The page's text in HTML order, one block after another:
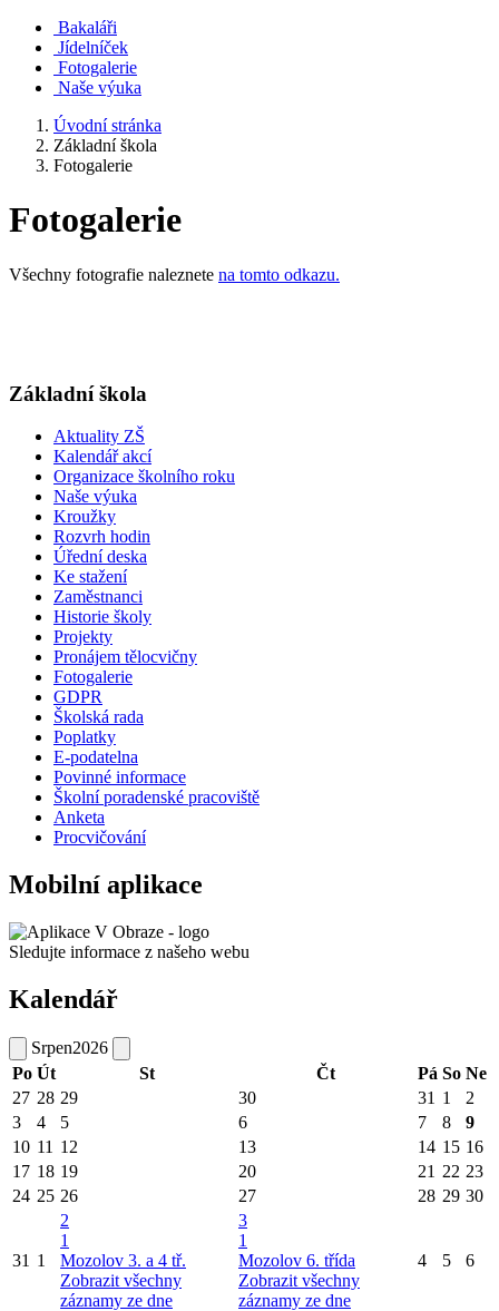
Bakaláři
Jídelníček
Fotogalerie
Naše výuka
Úvodní stránka
Základní škola
Fotogalerie
Fotogalerie
Všechny fotografie naleznete na tomto odkazu.
Základní škola
Aktuality ZŠ
Kalendář akcí
Organizace školního roku
Naše výuka
Kroužky
Rozvrh hodin
Úřední deska
Ke stažení
Zaměstnanci
Historie školy
Projekty
Pronájem tělocvičny
Fotogalerie
GDPR
Školská rada
Poplatky
E-podatelna
Povinné informace
Školní poradenské pracoviště
Anketa
Procvičování
Mobilní aplikace
Sledujte informace z našeho webu
Kalendář
Srpen2026
Po Út St Čt Pá So Ne
27 28 29 30 31 1
2
3
4 5 6 7 8
9
10 11 12 13 14 15 16
17 18 19 20 21 22 23
24 25 26 27 28 29 30
31 1
2
1
Mozolov 3. a 4 tř.
Zobrazit všechny
záznamy ze dne
3
1
Mozolov 6. třída
Zobrazit všechny
záznamy ze dne
4 5 6